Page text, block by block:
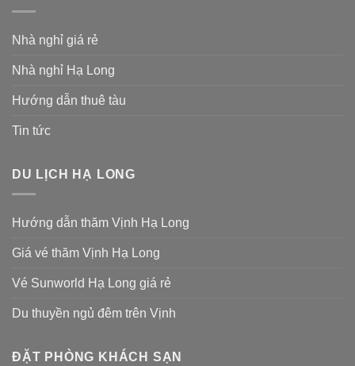
Nhà nghỉ giá rẻ
Nhà nghỉ Hạ Long
Hướng dẫn thuê tàu
Tin tức
DU LỊCH HẠ LONG
Hướng dẫn thăm Vịnh Hạ Long
Giá vé thăm Vịnh Hạ Long
Vé Sunworld Hạ Long giá rẻ
Du thuyền ngủ đêm trên Vịnh
ĐẶT PHÒNG KHÁCH SẠN